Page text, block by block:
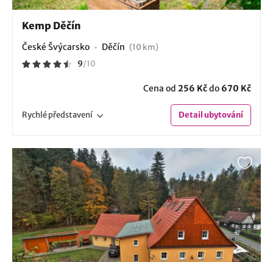
Kemp Děčín
České Švýcarsko Děčín (10 km)
9/10
Cena od 256 Kčdo 670 Kč
Rychlépředstavení Detailubytování